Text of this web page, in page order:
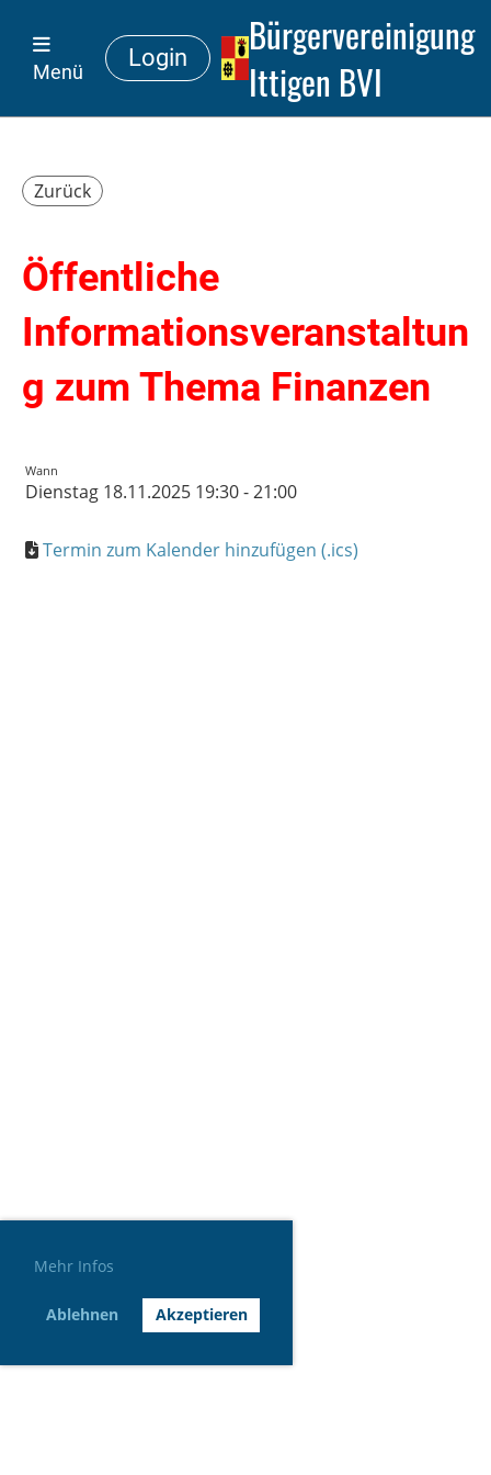
Mehr Infos
Ablehnen Akzeptieren
Bürgervereinigung
Ittigen BVI
Login
Menü
Zurück
Öffentliche
Informationsveranstaltun
g zum Thema Finanzen
Wann
Dienstag 18.11.2025 19:30 - 21:00
Termin zum Kalender hinzufügen (.ics)